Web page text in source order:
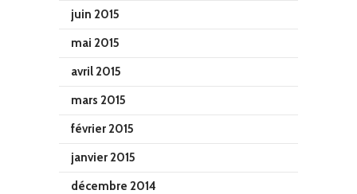
juin 2015
mai 2015
avril 2015
mars 2015
février 2015
janvier 2015
décembre 2014